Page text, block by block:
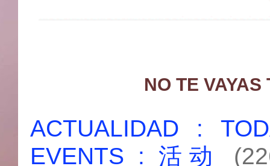
NO TE
ACTUALIDAD :
EVENTS : 活动